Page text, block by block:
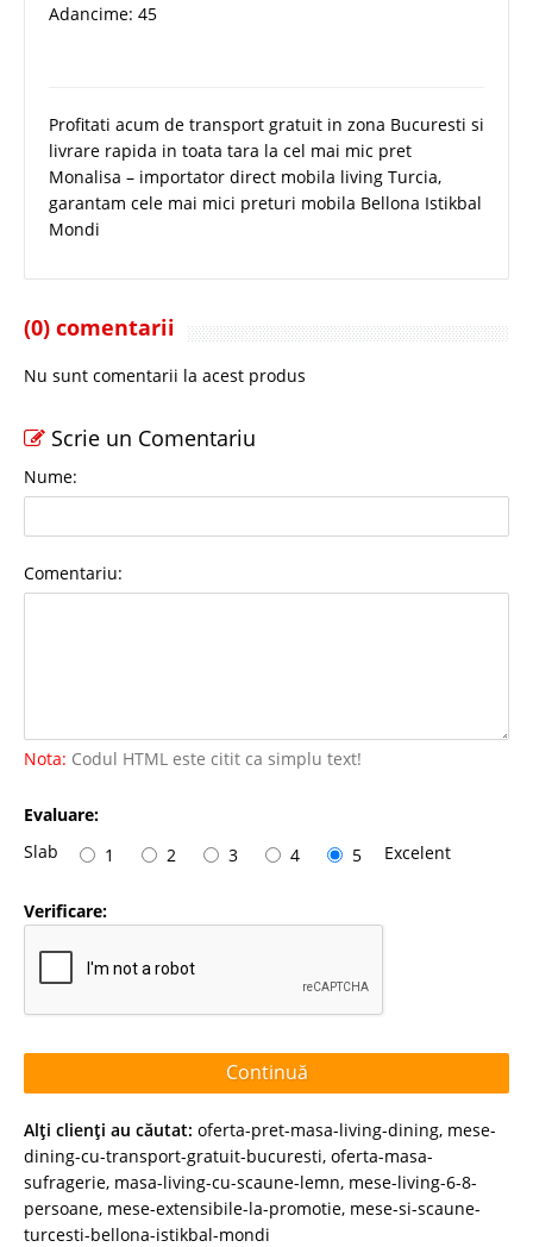
Adancime: 45
Profitati acum de transport gratuit in zona Bucuresti si
livrare rapida in toata tara la cel mai mic pret
Monalisa – importator direct mobila living Turcia,
garantam cele mai mici preturi mobila Bellona Istikbal
Mondi
(0) comentarii
Nu sunt comentarii la acest produs
Scrie un Comentariu
Nume:
Comentariu:
Nota: Codul HTML este citit ca simplu text!
Evaluare:
Slab
1 2 3 4 5 Excelent
Verificare:
Continuă
Alţi clienţi au căutat: oferta-pret-masa-living-dining, mese-
dining-cu-transport-gratuit-bucuresti, oferta-masa-
sufragerie, masa-living-cu-scaune-lemn, mese-living-6-8-
persoane, mese-extensibile-la-promotie, mese-si-scaune-
turcesti-bellona-istikbal-mondi